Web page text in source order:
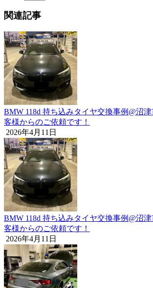
関連記事
BMW 118d 持ち込みタイヤ交換事例@沼
客様からのご依頼です！
2026年4月11日
BMW 118d 持ち込みタイヤ交換事例@沼
客様からのご依頼です！
2026年4月11日